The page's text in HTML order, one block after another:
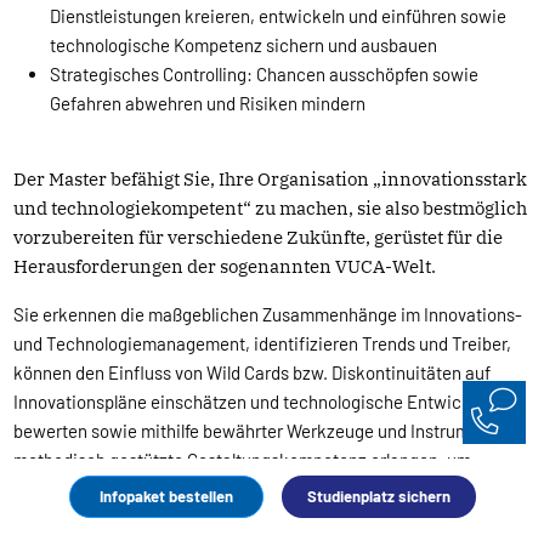
Infopaket bestellen Studienplatz sichern
Dienstleistungen kreieren, entwickeln und einführen sowie
technologische Kompetenz sichern und ausbauen
Strategisches Controlling: Chancen ausschöpfen sowie
Gefahren abwehren und Risiken mindern
Der Master befähigt Sie, Ihre Organisation „innovationsstark
und technologiekompetent“ zu machen, sie also bestmöglich
vorzubereiten für verschiedene Zukünfte, gerüstet für die
Herausforderungen der sogenannten VUCA-Welt.
Sie erkennen die maßgeblichen Zusammenhänge im Innovations-
und Technologiemanagement, identifizieren Trends und Treiber,
können den Einfluss von Wild Cards bzw. Diskontinuitäten auf
Innovationspläne einschätzen und technologische Entwicklungen
bewerten sowie mithilfe bewährter Werkzeuge und Instrumente
methodisch gestützte Gestaltungskompetenz erlangen, um
Zukunft zu reflektieren und erfolgreich zu gestalten: innovativ und
technologiekompetent.